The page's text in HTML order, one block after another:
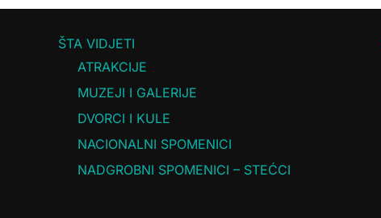
ŠTA VIDJETI
ATRAKCIJE
MUZEJI I GALERIJE
DVORCI I KULE
NACIONALNI SPOMENICI
NADGROBNI SPOMENICI – STEĆCI